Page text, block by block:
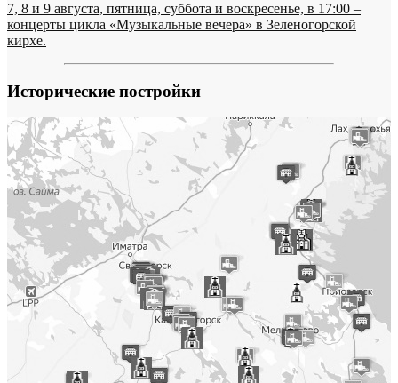
7, 8 и 9 августа, пятница, суббота и воскресенье, в 17:00 –
концерты цикла «Музыкальные вечера» в Зеленогорской
кирхе.
Исторические постройки